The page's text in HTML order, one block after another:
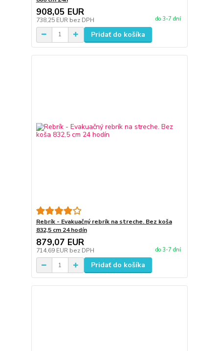
908,05 EUR
738,25 EUR bez DPH do 3-7 dní
Pridať do košíka
Rebrík - Evakuačný rebrík na streche. Bez koša
832,5 cm 24 hodín
879,07 EUR
714,69 EUR bez DPH do 3-7 dní
Pridať do košíka